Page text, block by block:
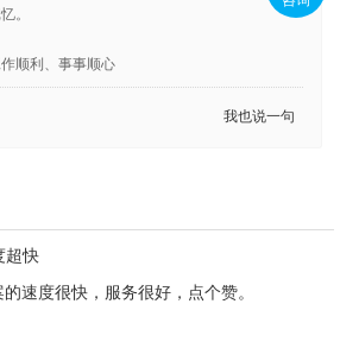
。
顺利、事事顺心
我也说一句
超快
速度很快，服务很好，点个赞。